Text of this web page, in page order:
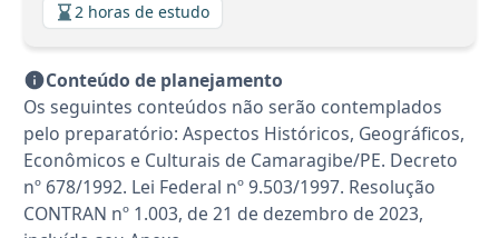
2 horas de estudo
Conteúdo de planejamento
Os seguintes conteúdos não serão contemplados
pelo preparatório: Aspectos Históricos, Geográficos,
Econômicos e Culturais de Camaragibe/PE. Decreto
nº 678/1992. Lei Federal nº 9.503/1997. Resolução
CONTRAN nº 1.003, de 21 de dezembro de 2023,